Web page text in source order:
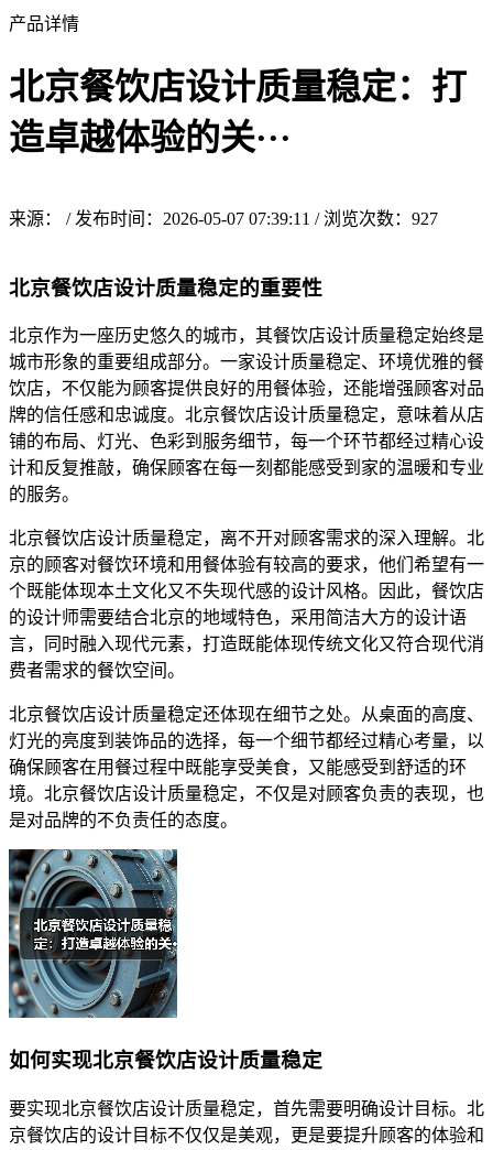
产品详情
北京餐饮店设计质量稳定：打
造卓越体验的关···
来源： / 发布时间：2026-05-07 07:39:11 / 浏览次数： 927
北京餐饮店设计质量稳定的重要性
北京作为一座历史悠久的城市，其餐饮店设计质量稳定始终是
城市形象的重要组成部分。一家设计质量稳定、环境优雅的餐
饮店，不仅能为顾客提供良好的用餐体验，还能增强顾客对品
牌的信任感和忠诚度。北京餐饮店设计质量稳定，意味着从店
铺的布局、灯光、色彩到服务细节，每一个环节都经过精心设
计和反复推敲，确保顾客在每一刻都能感受到家的温暖和专业
的服务。
北京餐饮店设计质量稳定，离不开对顾客需求的深入理解。北
京的顾客对餐饮环境和用餐体验有较高的要求，他们希望有一
个既能体现本土文化又不失现代感的设计风格。因此，餐饮店
的设计师需要结合北京的地域特色，采用简洁大方的设计语
言，同时融入现代元素，打造既能体现传统文化又符合现代消
费者需求的餐饮空间。
北京餐饮店设计质量稳定还体现在细节之处。从桌面的高度、
灯光的亮度到装饰品的选择，每一个细节都经过精心考量，以
确保顾客在用餐过程中既能享受美食，又能感受到舒适的环
境。北京餐饮店设计质量稳定，不仅是对顾客负责的表现，也
是对品牌的不负责任的态度。
如何实现北京餐饮店设计质量稳定
要实现北京餐饮店设计质量稳定，首先需要明确设计目标。北
京餐饮店的设计目标不仅仅是美观，更是要提升顾客的体验和